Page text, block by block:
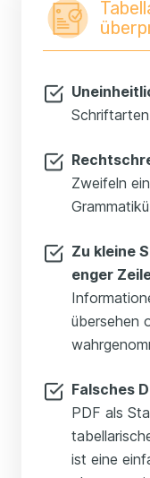
Zweifeln
Zu kleine
enger
übersehen
Falsches
PDF als
ist eine